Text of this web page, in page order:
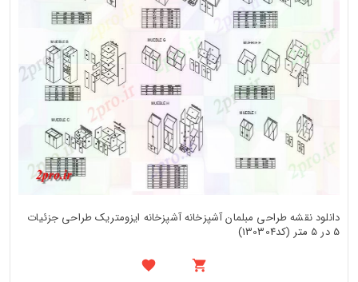
دانلود نقشه طراحی مبلمان آشپزخانه آشپزخانه ایزومتریک طراحی جزئیات
5 در 5 متر (کد130304)